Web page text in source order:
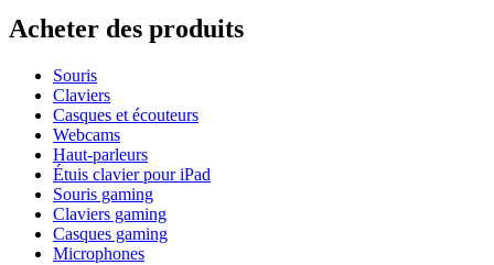
Acheter des produits
Souris
Claviers
Casques et écouteurs
Webcams
Haut-parleurs
Étuis clavier pour iPad
Souris gaming
Claviers gaming
Casques gaming
Microphones